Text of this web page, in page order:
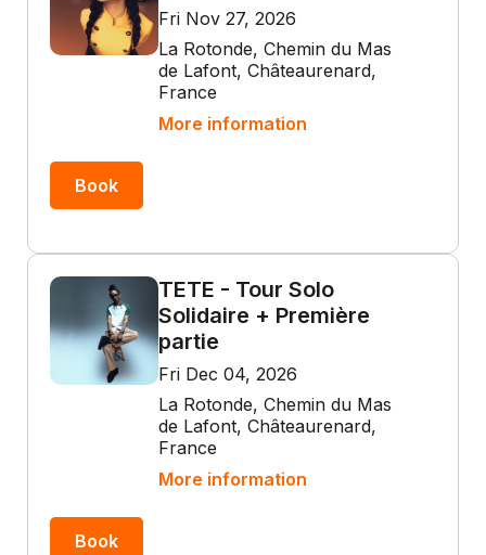
Fri Nov 27, 2026
La Rotonde, Chemin du Mas
de Lafont, Châteaurenard,
France
More information
Book
TETE - Tour Solo
Solidaire + Première
partie
Fri Dec 04, 2026
La Rotonde, Chemin du Mas
de Lafont, Châteaurenard,
France
More information
Book